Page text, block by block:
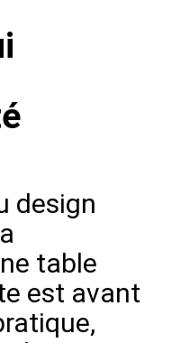
design
table
est avant